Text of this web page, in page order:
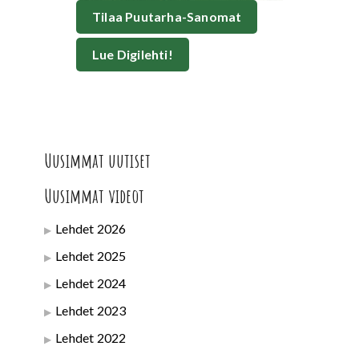
Tilaa Puutarha-Sanomat
Lue Digilehti!
Uusimmat uutiset
Uusimmat videot
Lehdet 2026
Lehdet 2025
Lehdet 2024
Lehdet 2023
Lehdet 2022